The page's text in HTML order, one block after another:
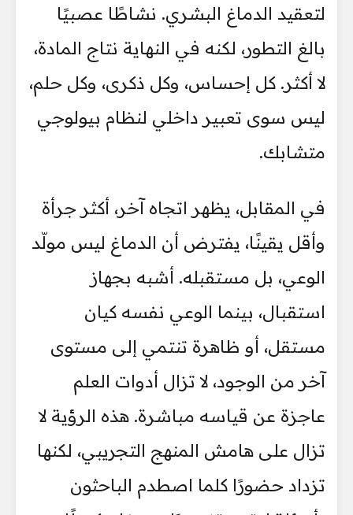
لتعقيد الدماغ البشري. نشاطًا عصبيًا
بالغ التطور، لكنه في النهاية نتاج المادة،
لا أكثر. كل إحساس، وكل ذكرى، وكل حلم،
ليس سوى تعبير داخلي لنظام بيولوجي
متشابك.
في المقابل، يظهر اتجاه آخر، أكثر جرأة
وأقل يقينًا، يفترض أن الدماغ ليس مولّد
الوعي، بل مستقبله. أشبه بجهاز
استقبال، بينما الوعي نفسه كيان
مستقل، أو ظاهرة تنتمي إلى مستوى
آخر من الوجود، لا تزال أدوات العلم
عاجزة عن قياسه مباشرة. هذه الرؤية لا
تزال على هامش المنهج التجريبي، لكنها
تزداد حضورًا كلما اصطدم الباحثون